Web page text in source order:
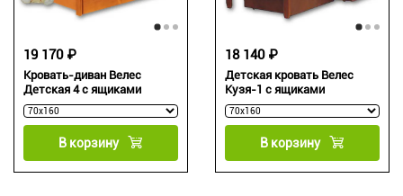
Кровать-диван Велес
Детская 4 с ящиками
19 170 ₽
В корзину
Детская кровать Велес
Кузя-1 с ящиками
18 140 ₽
В корзину